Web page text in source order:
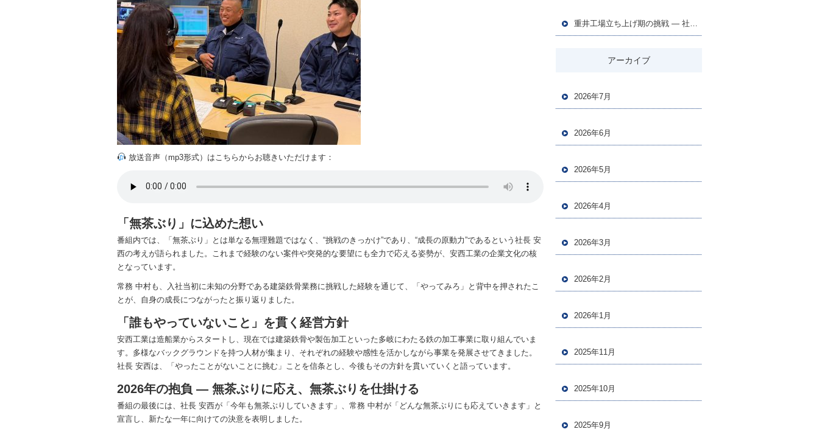
放送音声（mp3形式）はこちらからお聴きいただけます：
「無茶ぶり」に込めた想い
番組内では、「無茶ぶり」とは単なる無理難題ではなく、“挑戦のきっかけ”であり、“成長の原動力”であるという社長 安
西の考えが語られました。これまで経験のない案件や突発的な要望にも全力で応える姿勢が、安西工業の企業文化の核
となっています。
常務 中村も、入社当初に未知の分野である建築鉄骨業務に挑戦した経験を通じて、「やってみろ」と背中を押されたこ
とが、自身の成長につながったと振り返りました。
「誰もやっていないこと」を貫く経営方針
安西工業は造船業からスタートし、現在では建築鉄骨や製缶加工といった多岐にわたる鉄の加工事業に取り組んでいま
す。多様なバックグラウンドを持つ人材が集まり、それぞれの経験や感性を活かしながら事業を発展させてきました。
社長 安西は、「やったことがないことに挑む」ことを信条とし、今後もその方針を貫いていくと語っています。
2026年の抱負 ― 無茶ぶりに応え、無茶ぶりを仕掛ける
番組の最後には、社長 安西が「今年も無茶ぶりしていきます」、常務 中村が「どんな無茶ぶりにも応えていきます」と
宣言し、新たな一年に向けての決意を表明しました。
重井工場立ち上げ期の挑戦 ― 社長が毎日牽引する朝礼と全工場巡回、そして自動化への取り組み
アーカイブ
2026年7月
2026年6月
2026年5月
2026年4月
2026年3月
2026年2月
2026年1月
2025年11月
2025年10月
2025年9月